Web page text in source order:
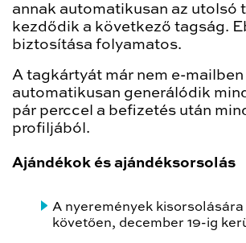
annak automatikusan az utolsó
kezdődik a következő tagság.
biztosítása folyamatos.
A tagkártyát már nem e-
automatikusan generálódik
pár perccel a befizetés után
profiljából.
Ajándékok és ajándéksorsolás
A nyeremények
követően, december 19-ig